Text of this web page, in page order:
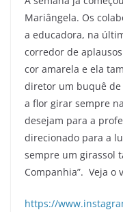
Mariângela. Os
a educadora, na
corredor de
cor amarela e ela
diretor um buquê de
a flor girar sempre
desejam para a
direcionado para a
sempre um girassol
Companhia”. Veja o
https://